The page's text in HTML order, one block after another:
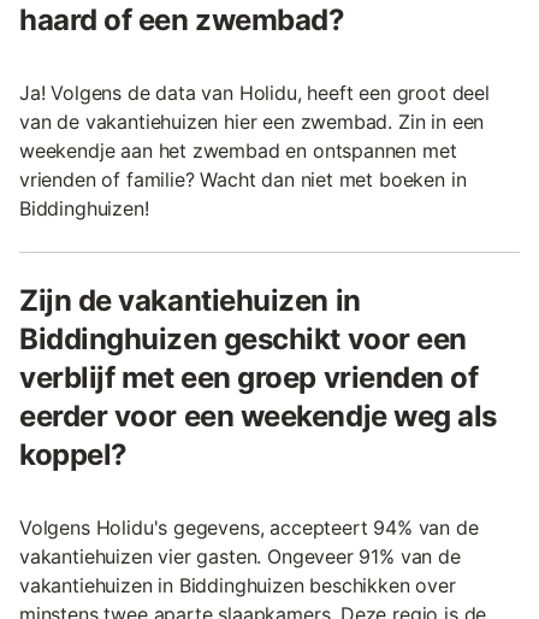
haard of een zwembad?
Ja! Volgens de data van Holidu, heeft een groot deel
van de vakantiehuizen hier een zwembad. Zin in een
weekendje aan het zwembad en ontspannen met
vrienden of familie? Wacht dan niet met boeken in
Biddinghuizen!
Zijn de vakantiehuizen in
Biddinghuizen geschikt voor een
verblijf met een groep vrienden of
eerder voor een weekendje weg als
koppel?
Volgens Holidu's gegevens, accepteert 94% van de
vakantiehuizen vier gasten. Ongeveer 91% van de
vakantiehuizen in Biddinghuizen beschikken over
minstens twee aparte slaapkamers. Deze regio is de